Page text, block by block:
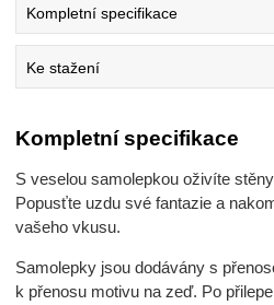
Kompletní specifikace
Ke stažení
Kompletní specifikace
S veselou samolepkou oživíte
Popusťte uzdu své fantazie a
vašeho vkusu.
Samolepky jsou dodávány s
k přenosu motivu na zeď. Po